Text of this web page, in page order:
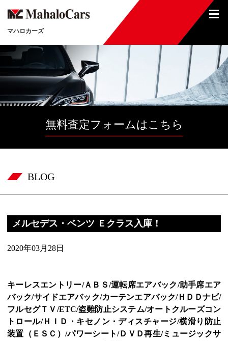
マハロカーズ
無料査定フォームはこちら
BLOG
メルセデス・ベンツ Ｅクラス入庫！
2020年03月28日
キーレスエントリー/ＡＢＳ/運転席エアバック/助手席エア
バック/サイドエアバック/カーテンエアバック/ＨＤＤナビ/
フルセグＴＶ/ETC/盗難防止システム/オートクルーズコン
トロール/ＨＩＤ・キセノン・ディスチャージ/横滑り防止
装置（ＥＳＣ）/パワーシート/ＤＶＤ再生/ミュージックサ